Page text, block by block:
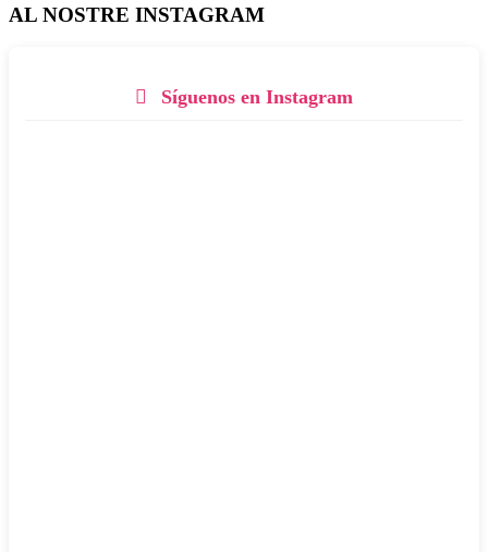
AL NOSTRE INSTAGRAM
Síguenos en Instagram